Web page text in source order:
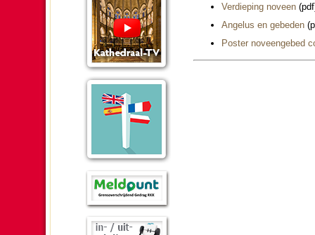
Ver­die­ping noveen
Angelus en gebe­den
Poster noveen­ge­bed